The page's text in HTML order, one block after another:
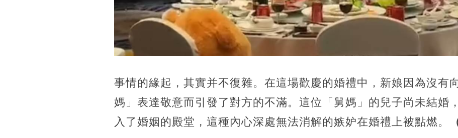
事情的緣起，其實并不復雜。在這場歡慶的婚禮中，新娘因為沒有
媽」表達敬意而引發了對方的不滿。這位「舅媽」的兒子尚未結婚
入了婚姻的殿堂，這種內心深處無法消解的嫉妒在婚禮上被點燃。